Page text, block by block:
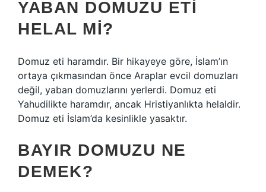
YABAN DOMUZU ETI
HELAL MI?
Domuz eti haramdır. Bir hikayeye göre, İslam’ın
ortaya çıkmasından önce Araplar evcil domuzları
değil, yaban domuzlarını yerlerdi. Domuz eti
Yahudilikte haramdır, ancak Hristiyanlıkta helaldir.
Domuz eti İslam’da kesinlikle yasaktır.
BAYIR DOMUZU NE
DEMEK?